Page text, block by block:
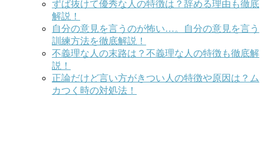
ずば抜けて優秀な人の特徴は？辞める理由も徹底
解説！
自分の意見を言うのが怖い…。自分の意見を言う
訓練方法を徹底解説！
不義理な人の末路は？不義理な人の特徴も徹底解
説！
正論だけど言い方がきつい人の特徴や原因は？ム
カつく時の対処法！